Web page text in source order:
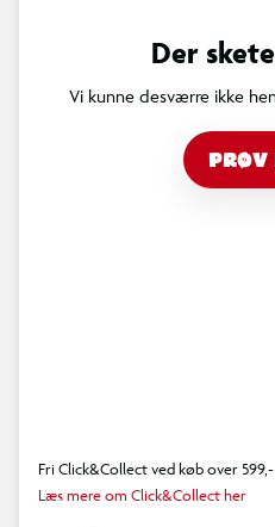
Der
Vi kunne desværre ikke
PRØV
Fri Click&Collect ved køb over 599,-
Læs mere om Click&Collect her